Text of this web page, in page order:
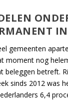
gemeenten
moment nog
beleggen betreft.
sinds 2012 was
6,4